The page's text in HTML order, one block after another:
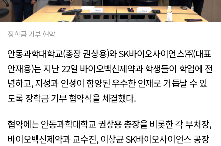
장학금 기부 협약
안동과학대학교(총장 권상용)와 SK바이오사이언스㈜(대표
안재용)는 지난 22일 바이오백신제약과 학생들이 학업에 전
념하고, 지성과 인성이 함양된 우수한 인재로 거듭날 수 있
도록 장학금 기부 협약식을 체결했다.
협약에는 안동과학대학교 권상용 총장을 비롯한 각 부처장,
바이오백신제약과 교수진, 이상균 SK바이오사이언스 공장